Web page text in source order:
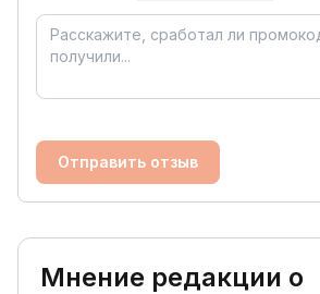
Отправить отзыв
Мнение редакции о